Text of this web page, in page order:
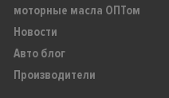
моторные масла ОПТом
Новости
Авто блог
Производители